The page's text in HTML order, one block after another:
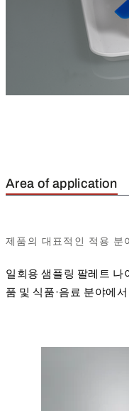
Area of application
제품의 대표적인 적용 분
일회용 샘플링 팔레트 나
품 및 식품·음료 분야에